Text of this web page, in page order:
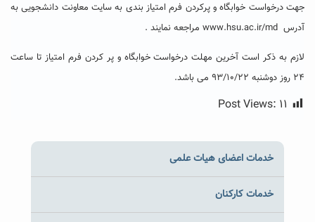
جهت درخواست خوابگاه و پرکردن فرم امتیاز بندی به سایت معاونت دانشجویی به
آدرس www.hsu.ac.ir/md مراجعه نمایند .
لازم به ذکر است آخرین مهلت درخواست خوابگاه و پر کردن فرم امتیاز تا ساعت
۲۴ روز دوشنبه ۹۳/۱۰/۲۲ می باشد.
Post Views: ۱۱
خدمات اعضای هیات علمی
خدمات کارکنان